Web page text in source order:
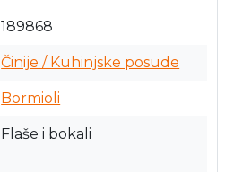
189868
Činije / Kuhinjske posude
Bormioli
Flaše i bokali